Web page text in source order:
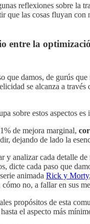
reflexiones sobre
las cosas fluyan
entre la
damos, de gurús
se alcanza a
sobre estos aspectos
de mejora marginal,
dejando de lado la
y analizar cada detalle
cada paso que
animada Rick y Morty
no, a fallar en sus
propósitos de esta
el aspecto más